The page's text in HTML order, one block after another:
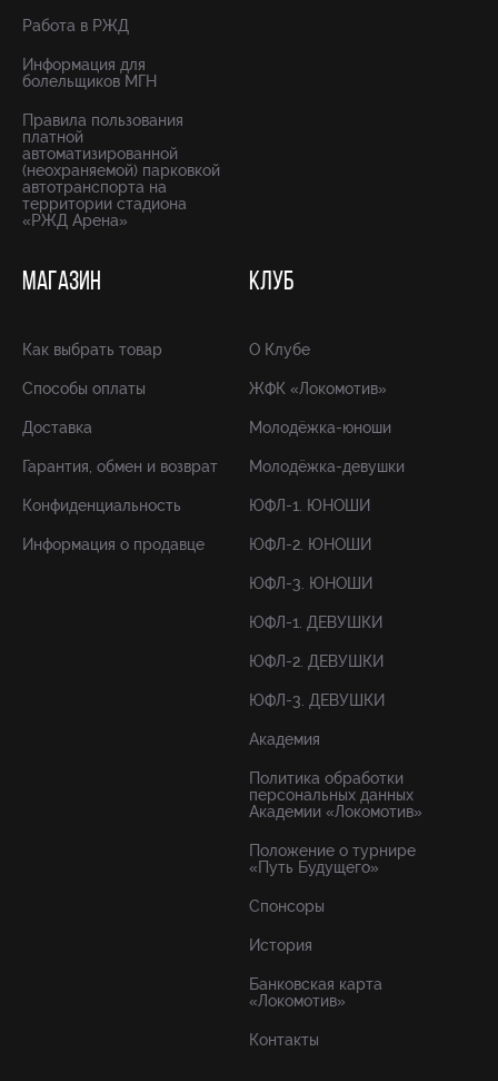
Работа в РЖД
Информация для
болельщиков МГН
Правила пользования
платной
автоматизированной
(неохраняемой) парковкой
автотранспорта на
территории стадиона
«РЖД Арена»
МАГАЗИН
Как выбрать товар
Способы оплаты
Доставка
Гарантия, обмен и возврат
Конфиденциальность
Информация о продавце
КЛУБ
О Клубе
ЖФК «Локомотив»
Молодёжка-юноши
Молодёжка-девушки
ЮФЛ-1. ЮНОШИ
ЮФЛ-2. ЮНОШИ
ЮФЛ-3. ЮНОШИ
ЮФЛ-1. ДЕВУШКИ
ЮФЛ-2. ДЕВУШКИ
ЮФЛ-3. ДЕВУШКИ
Академия
Политика обработки
персональных данных
Академии «Локомотив»
Положение о турнире
«Путь Будущего»
Спонсоры
История
Банковская карта
«Локомотив»
Контакты